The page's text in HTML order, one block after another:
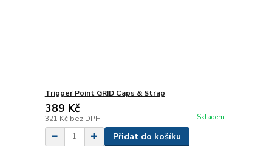
Trigger Point GRID Caps & Strap
389 Kč
321 Kč bez DPH Skladem
Přidat do košíku